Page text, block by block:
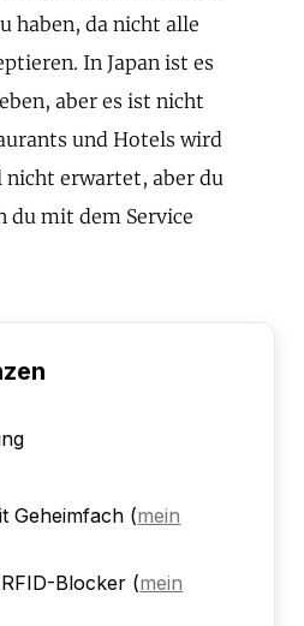
haben, da nicht alle
In Japan ist es
aber es ist nicht
und Hotels wird
nicht erwartet, aber du
du mit dem Service
Geheimfach (mein
Blocker (mein